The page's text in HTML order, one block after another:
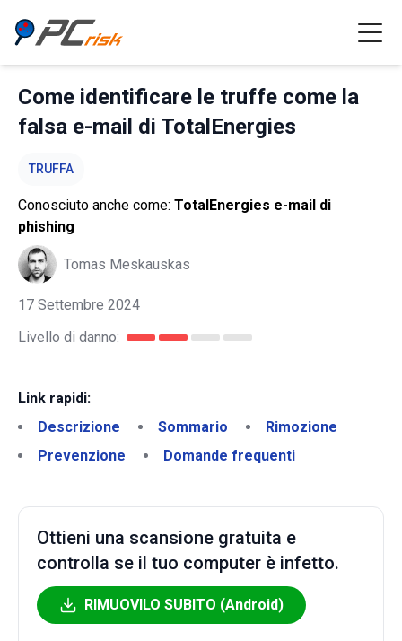
Come identificare le truffe come la
falsa e-mail di TotalEnergies
TRUFFA
Conosciuto anche come: TotalEnergies e-mail di
phishing
Tomas Meskauskas
17 Settembre 2024
Livello di danno:
Link rapidi:
Descrizione
Sommario
Rimozione
Prevenzione
Domande frequenti
Ottieni una scansione gratuita e
controlla se il tuo computer è infetto.
RIMUOVILO SUBITO (Android)